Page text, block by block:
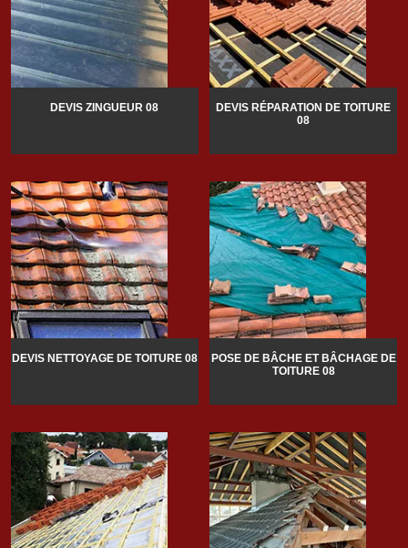
DEVIS ZINGUEUR 08
DEVIS RÉPARATION DE TOITURE
08
DEVIS NETTOYAGE DE TOITURE 08
POSE DE BÂCHE ET BÂCHAGE DE
TOITURE 08